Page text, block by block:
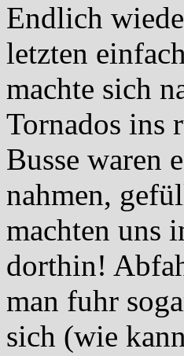
Endlich
letzten
machte sich
Tornados ins
Busse waren
nahmen,
machten uns
dorthin!
man fuhr
sich (wie